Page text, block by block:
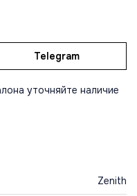
Telegram
уточняйте наличие
Zenith